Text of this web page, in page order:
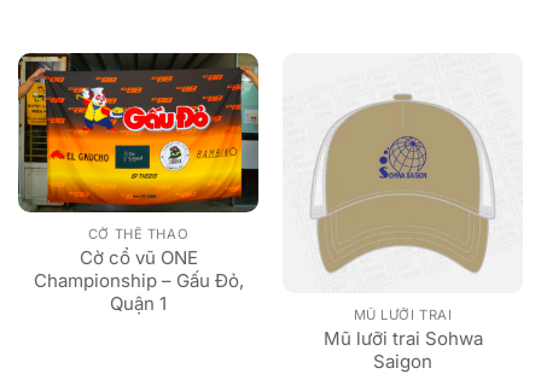
CỜ THỂ THAO
Cờ cổ vũ ONE
Championship – Gấu Đỏ,
Quận 1
MŨ LƯỠI TRAI
Mũ lưỡi trai Sohwa
Saigon